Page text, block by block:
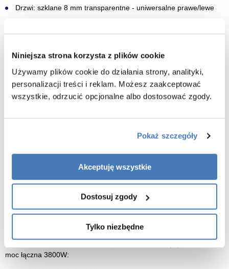
Niniejsza strona korzysta z plików cookie
Używamy plików cookie do działania strony, analityki,
personalizacji treści i reklam. Możesz zaakceptować
wszystkie, odrzucić opcjonalne albo dostosować zgody.
Pokaż szczegóły
Akceptuję wszystkie
Dostosuj zgody
Tylko niezbędne
Drzwi: szklane 8 mm transparentne - uniwersalne prawe/lewe
połączenia Bluetooth)
WYPOSAŻENIE SAUNY:
Drzwi szklane hartowane o grubości 8mm - uniwersalne
kolorów
Oświetlenie wewnętrzne: montowane na suficie sauny
Kratka wentylacyjna w suficie
Wbudowany moduł Bluetooth z głośnikami
Wbudowany moduł WI-FI
SAUNA INFRARED - WYSOKIEJ KLASY GRZEJNIKI KARBONOWE
moc łączna 3800W: